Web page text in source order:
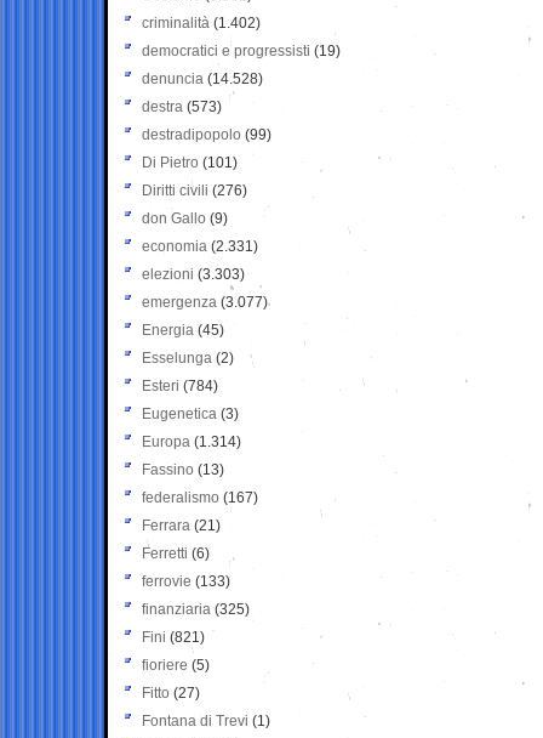
criminalità (1.402)
democratici e progressisti (19)
denuncia (14.528)
destra (573)
destradipopolo (99)
Di Pietro (101)
Diritti civili (276)
don Gallo (9)
economia (2.331)
elezioni (3.303)
emergenza (3.077)
Energia (45)
Esselunga (2)
Esteri (784)
Eugenetica (3)
Europa (1.314)
Fassino (13)
federalismo (167)
Ferrara (21)
Ferretti (6)
ferrovie (133)
finanziaria (325)
Fini (821)
fioriere (5)
Fitto (27)
Fontana di Trevi (1)